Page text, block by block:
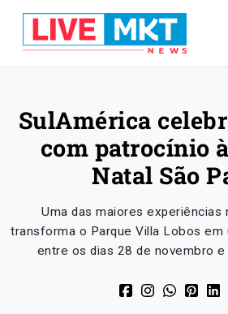
SulAmérica
com patrocínio
Natal São
Uma das maiores experiências
transforma o Parque Villa Lobos em
entre os dias 28 de novembro